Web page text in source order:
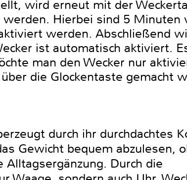
wird erneut mit der
Hierbei sind 5 Minuten
werden. Abschließend
ist automatisch aktiviert.
man den Wecker nur
die Glockentaste gemacht
durch ihr durchdachtes
Gewicht bequem abzulesen,
Durch die